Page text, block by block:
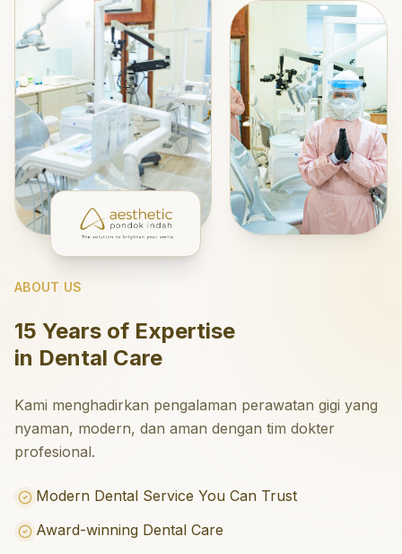
ABOUT US
15 Years of Expertise
in Dental Care
Kami menghadirkan pengalaman perawatan gigi yang
nyaman, modern, dan aman dengan tim dokter
profesional.
Modern Dental Service You Can Trust
Award-winning Dental Care